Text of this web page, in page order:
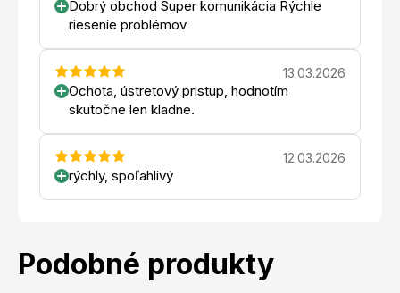
Dobrý obchod Super komunikácia Rýchle
riesenie problémov
13.03.2026
Ochota, ústretový pristup, hodnotím
skutočne len kladne.
12.03.2026
rýchly, spoľahlivý
Podobné produkty